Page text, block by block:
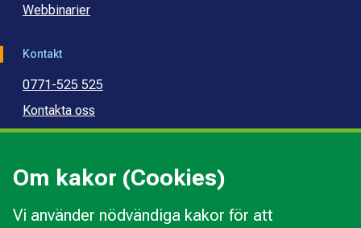
Om kakor (Cookies)
Vi använder nödvändiga kakor för att
Webbinarier
Kontakt
0771-525 525
Kontakta oss
Press
Kommunal budget- och skuldrådgivning